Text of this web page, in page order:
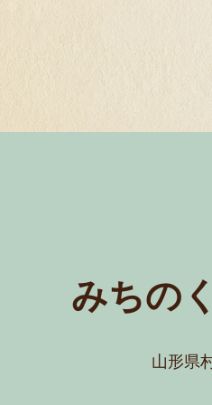
みちの
山形県